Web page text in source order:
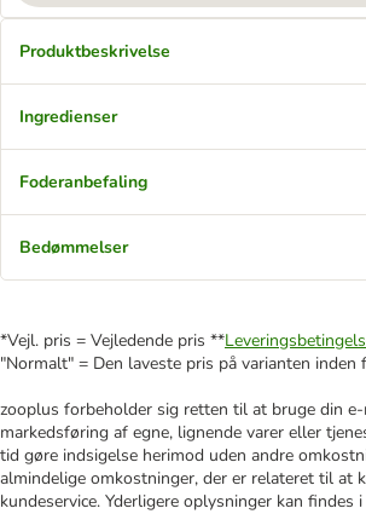
Produktbeskrivelse
Ingredienser
Foderanbefaling
Bedømmelser
*Vejl. pris = Vejledende pris **
"Normalt" = Den laveste pris på varianten inden
zooplus forbeholder sig retten til at bruge din
markedsføring af egne, lignende varer eller
tid gøre indsigelse herimod uden andre
almindelige omkostninger, der er relateret til at
kundeservice. Yderligere oplysninger kan findes